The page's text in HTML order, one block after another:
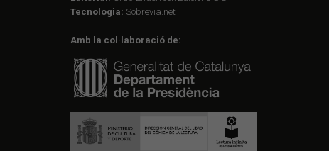
Tecnologia: Sobrevia.net
Amb la col·laboració de: